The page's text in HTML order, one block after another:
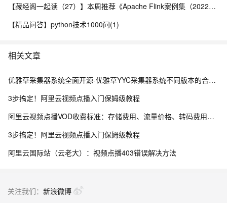
【藏经阁一起读（27）】本周推荐《Apache Flink案例集（2022版）》，你有哪些心得？
【精品问答】python技术1000问(1)
相关文章
优雅草采集器系统全面开源-优雅草YYC采集器系统不同版本的合集整体开源yyc-gather-采集器开源-优雅草央千澈
3步搞定！阿里云视频点播入门保姆级教程
阿里云视频点播VOD收费标准：存储费用、流量价格、转码费用及视频加速价格整理
3步搞定！阿里云视频点播入门保姆级教程
阿里云国际站（云老大）：视频点播403错误解决方法
关注我们： 新浪微博